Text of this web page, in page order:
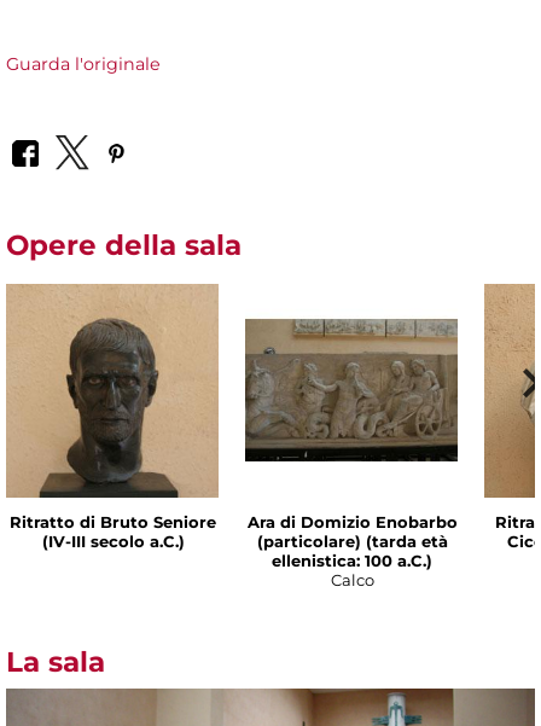
Guarda l'originale
Opere della sala
Ritratto di Bruto Seniore
(IV-III secolo a.C.)
Ara di Domizio Enobarbo
(particolare) (tarda età
ellenistica: 100 a.C.)
Calco
La sala